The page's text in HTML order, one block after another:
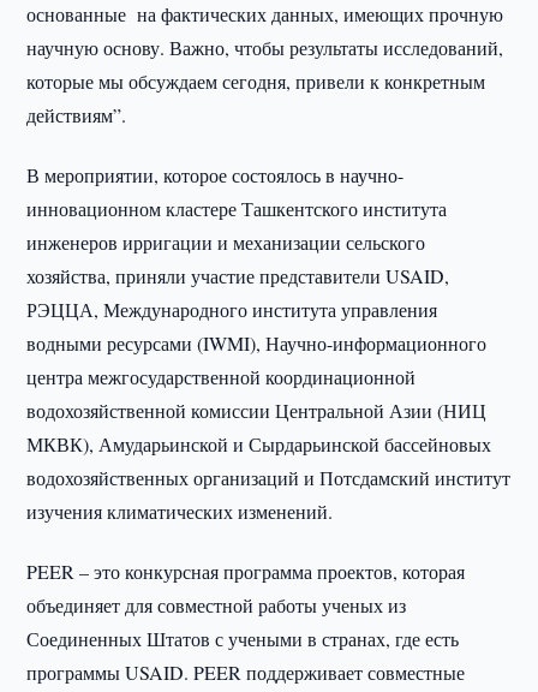
основанные на фактических данных, имеющих прочную
научную основу. Важно, чтобы результаты исследований,
которые мы обсуждаем сегодня, привели к конкретным
действиям”.
В мероприятии, которое состоялось в научно-
инновационном кластере Ташкентского института
инженеров ирригации и механизации сельского
хозяйства, приняли участие представители USAID,
РЭЦЦА, Международного института управления
водными ресурсами (IWMI), Научно-информационного
центра межгосударственной координационной
водохозяйственной комиссии Центральной Азии (НИЦ
МКВК), Амударьинской и Сырдарьинской бассейновых
водохозяйственных организаций и Потсдамский институт
изучения климатических изменений.
PEER – это конкурсная программа проектов, которая
объединяет для совместной работы ученых из
Соединенных Штатов с учеными в странах, где есть
программы USAID. PEER поддерживает совместные